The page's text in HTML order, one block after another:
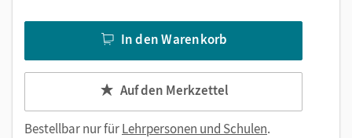
In den Warenkorb
Auf den Merkzettel
Bestellbar nur fürLehrpersonen und Schulen.